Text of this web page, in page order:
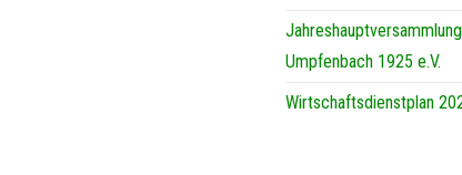
Umpfenbach 1925 e.V.
Wirtschaftsdienstplan